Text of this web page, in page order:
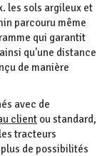
les sols argileux et
parcouru même
qui garantit
qu'une distance
de manière
avec de
client ou standard,
tracteurs
de possibilités